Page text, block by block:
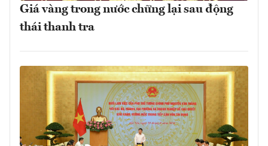
Giá vàng trong nước chững lại sau động
thái thanh tra